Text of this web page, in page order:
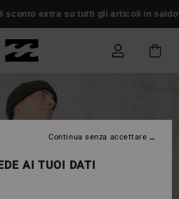
extra su tutti gli articoli in saldo*
AI TUOI DATI
Continua senza accettare